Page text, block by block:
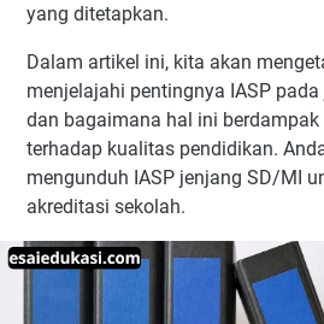
yang ditetapkan.
Dalam artikel ini, kita akan
menjelajahi pentingnya IASP
dan bagaimana hal ini
terhadap kualitas pendidikan.
mengunduh IASP jenjang SD/MI
akreditasi sekolah.